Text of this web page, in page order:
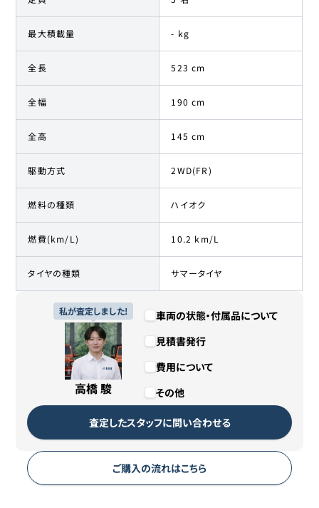
最大積載量 - kg
全長 523 cm
全幅 190 cm
全高 145 cm
駆動方式 2WD(FR)
燃料の種類 ハイオク
燃費(km/L) 10.2 km/L
タイヤの種類 サマータイヤ
私が査定しました!
高橋 駿
車両の状態・付属品について
見積書発行
費用について
その他
査定したスタッフに問い合わせる
ご購入の流れはこちら